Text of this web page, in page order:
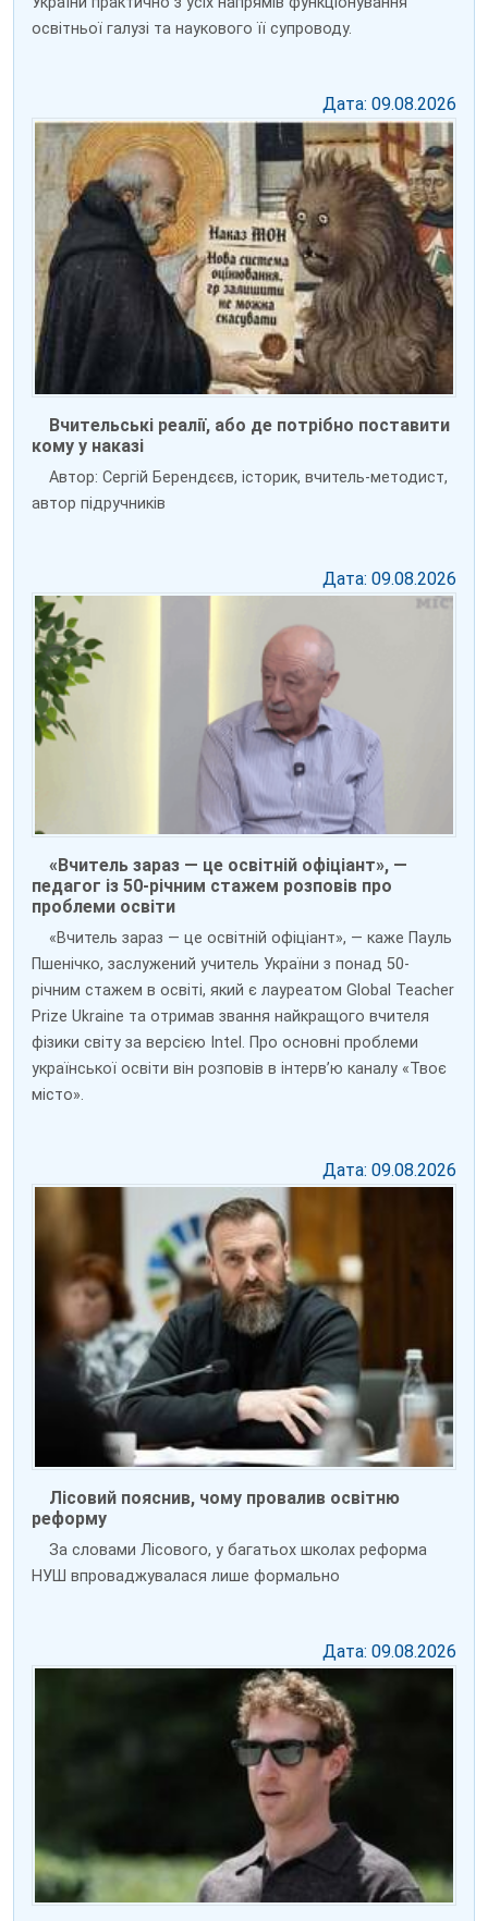
освітньої галузі та наукового її супроводу.
Дата: 09.08.2026
Вчительські реалії, або де потрібно поставити
кому у наказі
Автор: Сергій Берендєєв, історик, вчитель-методист,
автор підручників
Дата: 09.08.2026
«Вчитель зараз — це освітній офіціант», —
педагог із 50-річним стажем розповів про
проблеми освіти
«Вчитель зараз — це освітній офіціант», — каже Пауль
Пшенічко, заслужений учитель України з понад 50-
річним стажем в освіті, який є лауреатом Global Teacher
Prize Ukraine та отримав звання найкращого вчителя
фізики світу за версією Intel. Про основні проблеми
української освіти він розповів в інтерв’ю каналу «Твоє
місто».
Дата: 09.08.2026
Лісовий пояснив, чому провалив освітню
реформу
За словами Лісового, у багатьох школах реформа
НУШ впроваджувалася лише формально
Дата: 09.08.2026